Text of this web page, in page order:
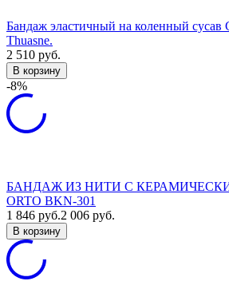
Бандаж эластичный на коленный сусав
Thuasne.
2 510 руб.
В корзину
-8%
БАНДАЖ ИЗ НИТИ С
ORTO BKN-301
1 846 руб.2 006 руб.
В корзину